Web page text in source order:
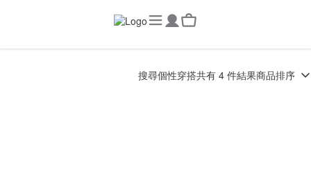
搜尋個性穿搭共有 4 件結果商品排序